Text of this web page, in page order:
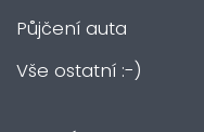
Půjčení auta
Vše ostatní :-)